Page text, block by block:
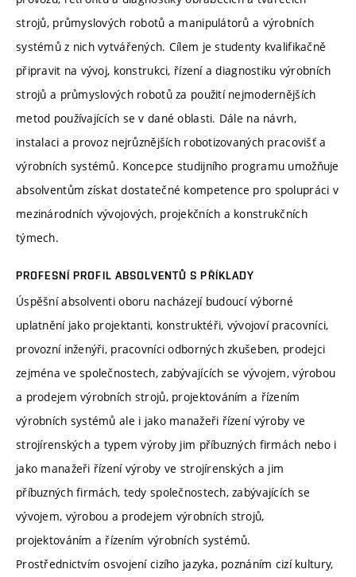
strojů, průmyslových robotů a manipulátorů a výrobních
systémů z nich vytvářených. Cílem je studenty kvalifikačně
připravit na vývoj, konstrukci, řízení a diagnostiku výrobních
strojů a průmyslových robotů za použití nejmodernějších
metod používajících se v dané oblasti. Dále na návrh,
instalaci a provoz nejrůznějších robotizovaných pracovišť a
výrobních systémů. Koncepce studijního programu umožňuje
absolventům získat dostatečné kompetence pro spolupráci v
mezinárodních vývojových, projekčních a konstrukčních
týmech.
PROFESNÍ PROFIL ABSOLVENTŮ S PŘÍKLADY
Úspěšní absolventi oboru nacházejí budoucí výborné
uplatnění jako projektanti, konstruktéři, vývojoví pracovníci,
provozní inženýři, pracovníci odborných zkušeben, prodejci
zejména ve společnostech, zabývajících se vývojem, výrobou
a prodejem výrobních strojů, projektováním a řízením
výrobních systémů ale i jako manažeři řízení výroby ve
strojírenských a typem výroby jim příbuzných firmách nebo i
jako manažeři řízení výroby ve strojírenských a jim
příbuzných firmách, tedy společnostech, zabývajících se
vývojem, výrobou a prodejem výrobních strojů,
projektováním a řízením výrobních systémů.
Prostřednictvím osvojení cizího jazyka, poznáním cizí kultury,